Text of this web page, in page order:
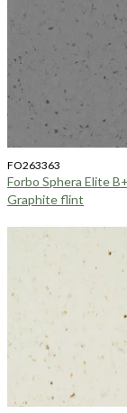
FO263363
Forbo Sphera Elite
Graphite flint